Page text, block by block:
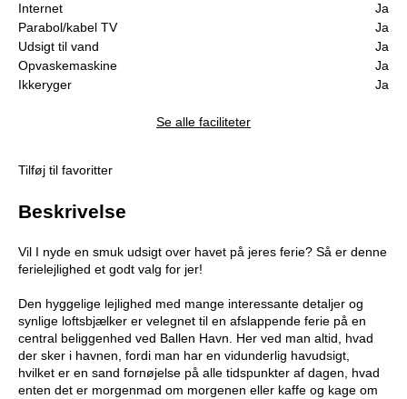
Internet
Ja
Parabol/kabel TV
Ja
Udsigt til vand
Ja
Opvaskemaskine
Ja
Ikkeryger
Ja
Se alle faciliteter
Tilføj til favoritter
Beskrivelse
Vil I nyde en smuk udsigt over havet på jeres ferie? Så er denne
ferielejlighed et godt valg for jer!
Den hyggelige lejlighed med mange interessante detaljer og
synlige loftsbjælker er velegnet til en afslappende ferie på en
central beliggenhed ved Ballen Havn. Her ved man altid, hvad
der sker i havnen, fordi man har en vidunderlig havudsigt,
hvilket er en sand fornøjelse på alle tidspunkter af dagen, hvad
enten det er morgenmad om morgenen eller kaffe og kage om